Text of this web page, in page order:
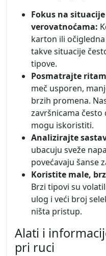
Fokus na
verovatnoćama:
karton ili
takve situacije
tipove.
Posmatrajte
meč usporen,
brzih promena.
završnicama
mogu iskoristiti.
Analizirajte
ubacuju sveže
povećavaju šanse
Koristite male,
Brzi tipovi su
ulog i veći broj
ništa pristup.
Alati i
pri ruci